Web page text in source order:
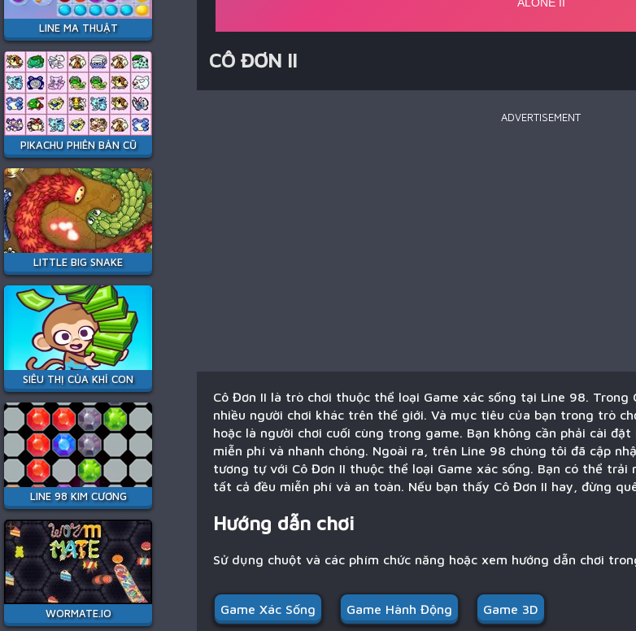
LINE MA THUẬT
PIKACHU PHIÊN BẢN CŨ
LITTLE BIG SNAKE
SIÊU THỊ CỦA KHỈ CON
LINE 98 KIM CƯƠNG
WORMATE.IO
CÔ ĐƠN II
ADVERTISEMENT
Cô Đơn II là trò chơi thuộc thể loại Game xác sống tại Line 98. Trong
nhiều người chơi khác trên thế giới. Và mục tiêu của bạn trong trò
hoặc là người chơi cuối cùng trong game. Bạn không cần phải cài
miễn phí và nhanh chóng. Ngoài ra, trên Line 98 chúng tôi đã cập
tương tự với Cô Đơn II thuộc thể loại Game xác sống. Bạn có thể trải
tất cả đều miễn phí và an toàn. Nếu bạn thấy Cô Đơn II hay, đừng
Hướng dẫn chơi
Sử dụng chuột và các phím chức năng hoặc xem hướng dẫn chơi
Game Xác Sống Game Hành Động Game 3D